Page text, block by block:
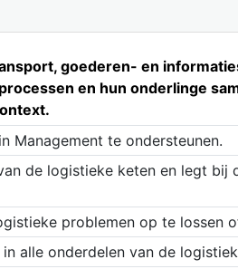
goederen- en
en hun onderlinge
Management te ondersteunen.
de logistieke keten en legt bij
problemen op te lossen
alle onderdelen van de